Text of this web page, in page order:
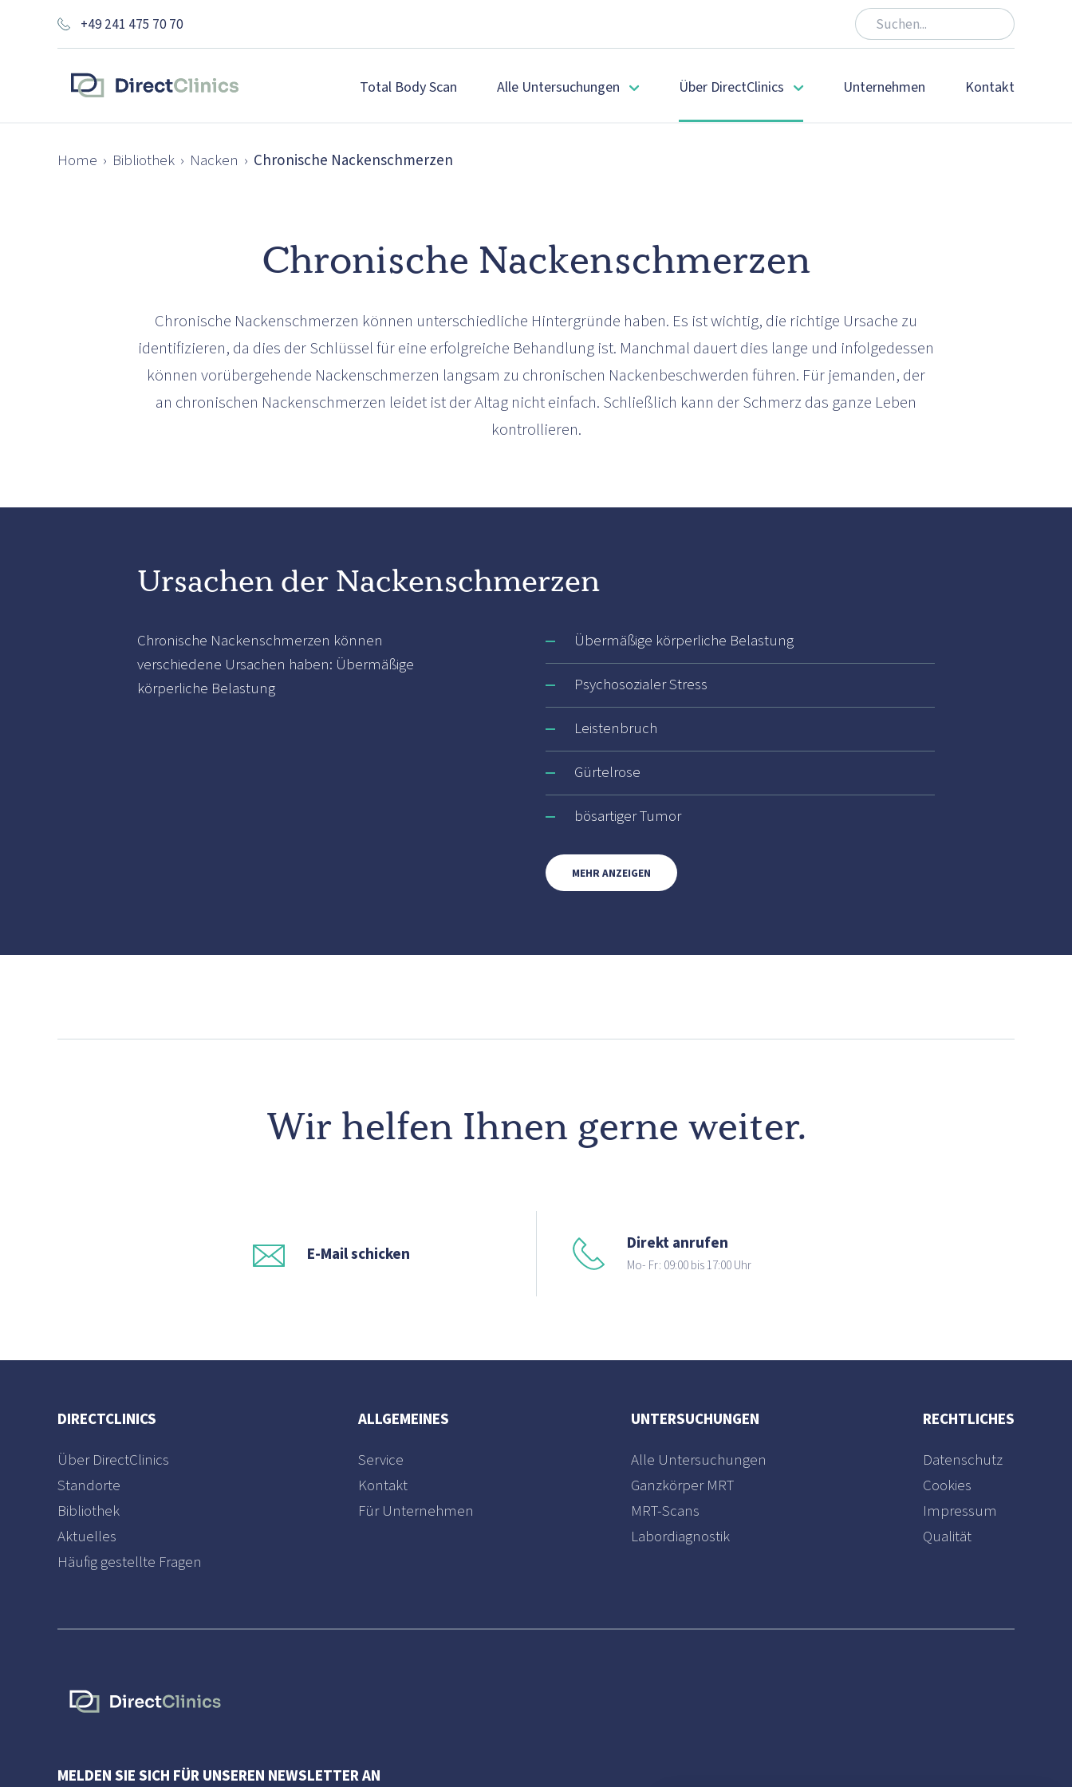
+49 241 475 70 70
Total Body Scan Alle Untersuchungen Über DirectClinics Unternehmen Kontakt
Home › Bibliothek › Nacken › Chronische Nackenschmerzen
Chronische Nackenschmerzen
Chronische Nackenschmerzen können unterschiedliche Hintergründe haben. Es ist wichtig, die richtige Ursache zu
identifizieren, da dies der Schlüssel für eine erfolgreiche Behandlung ist. Manchmal dauert dies lange und infolgedessen
können vorübergehende Nackenschmerzen langsam zu chronischen Nackenbeschwerden führen. Für jemanden, der
an chronischen Nackenschmerzen leidet ist der Altag nicht einfach. Schließlich kann der Schmerz das ganze Leben
kontrollieren.
Ursachen der Nackenschmerzen
Chronische Nackenschmerzen können
verschiedene Ursachen haben: Übermäßige
körperliche Belastung
Übermäßige körperliche Belastung
Psychosozialer Stress
Leistenbruch
Gürtelrose
bösartiger Tumor
MEHR ANZEIGEN
Wir helfen Ihnen gerne weiter.
E-Mail schicken Direkt anrufen
Mo- Fr: 09:00 bis 17:00 Uhr
DIRECTCLINICS
Über DirectClinics
Standorte
Bibliothek
Aktuelles
Häufig gestellte Fragen
ALLGEMEINES
Service
Kontakt
Für Unternehmen
UNTERSUCHUNGEN
Alle Untersuchungen
Ganzkörper MRT
MRT-Scans
Labordiagnostik
RECHTLICHES
Datenschutz
Cookies
Impressum
Qualität
MELDEN SIE SICH FÜR UNSEREN NEWSLETTER AN